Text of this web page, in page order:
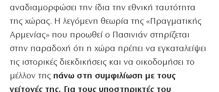
αναδιαμορφώσει την ίδια την εθνική ταυτότητα
της χώρας. Η λεγόμενη θεωρία της «Πραγματικής
Αρμενίας» που προωθεί ο Πασινιάν στηρίζεται
στην παραδοχή ότι η χώρα πρέπει να εγκαταλείψει
τις ιστορικές διεκδικήσεις και να οικοδομήσει το
μέλλον τηςπάνω στη συμφιλίωση με τους
γείτονές της. Για τους υποστηρικτές του